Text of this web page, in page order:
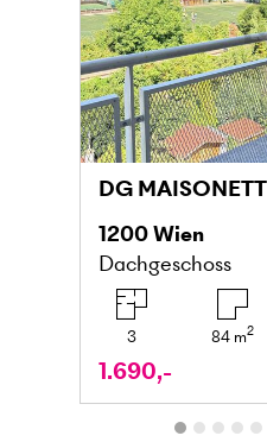
1200Wien
Dachgeschoss
3 84m2
1.690,-